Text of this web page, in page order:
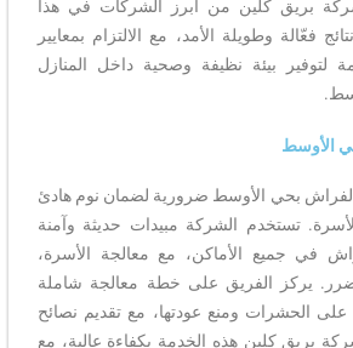
شركة بريق كلين من أبرز الشركات في هذا
فعّالة وطويلة الأمد، مع الالتزام بمعايير
لتوفير بيئة نظيفة وصحية داخل المنازل
الأوسط
بحي الأوسط ضرورية لضمان نوم هادئ
تستخدم الشركة مبيدات حديثة وآمنة
في جميع الأماكن، مع معالجة الأسرة،
يركز الفريق على خطة معالجة شاملة
الحشرات ومنع عودتها، مع تقديم نصائح
بريق كلين هذه الخدمة بكفاءة عالية، مع